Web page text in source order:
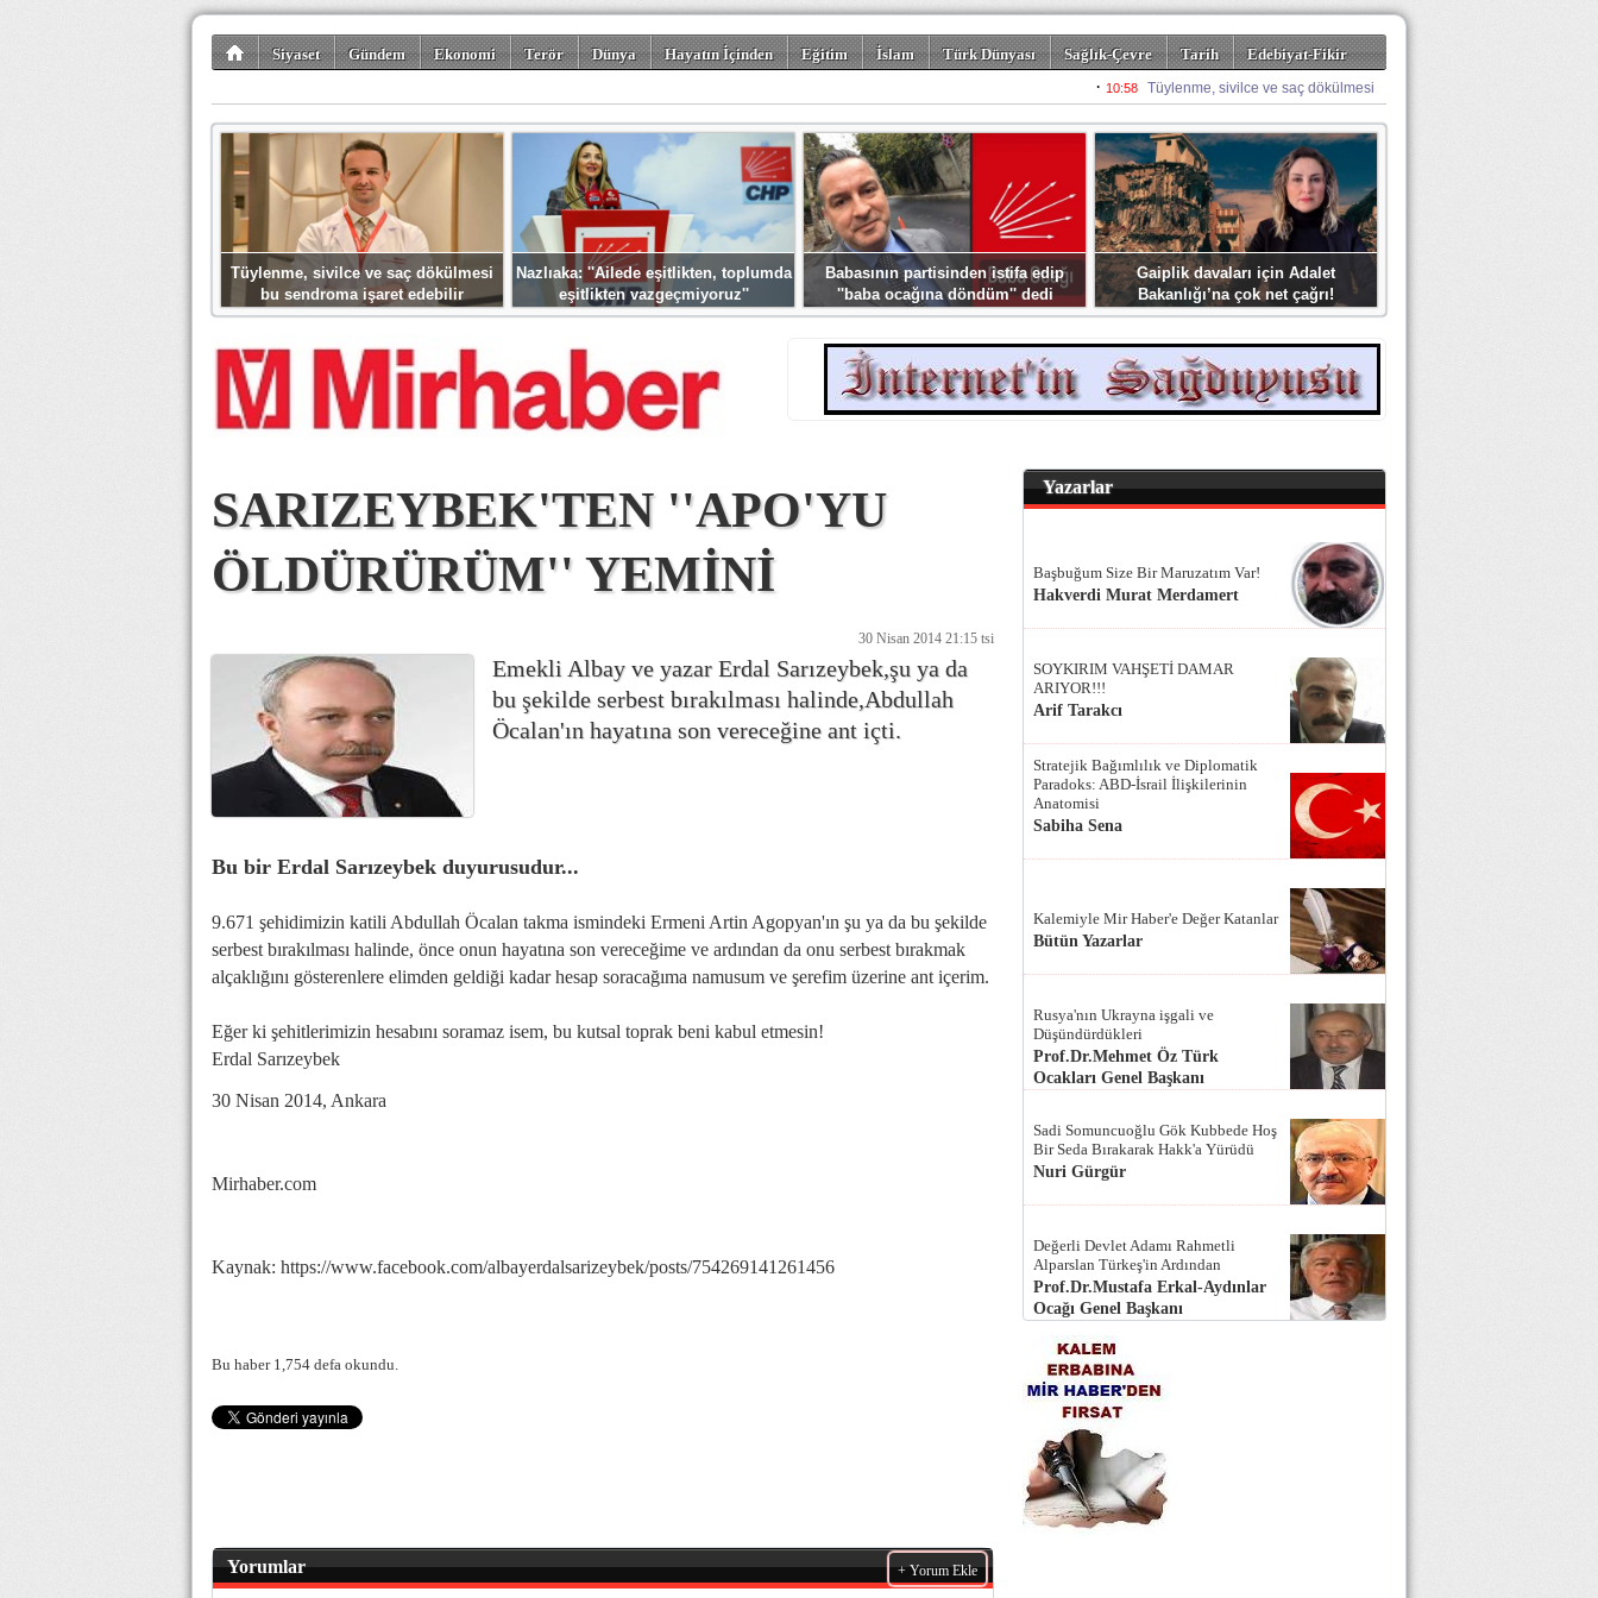
Siyaset Gündem Ekonomi Terör Dünya Hayatın İçinden Eğitim İslam Türk Dünyası Sağlık-Çevre Tarih
Edebiyat-Fikir
Tüylenme, sivilce ve saç dökülmesi
bu sendroma işaret edebilir
Nazlıaka: ''Ailede eşitlikten, toplumda
eşitlikten vazgeçmiyoruz''
Babasının partisinden istifa edip
''baba ocağına döndüm'' dedi
Gaiplik davaları için Adalet
Bakanlığı’na çok net çağrı!
SARIZEYBEK'TEN ''APO'YU
ÖLDÜRÜRÜM'' YEMİNİ
30 Nisan 2014 21:15 tsi
Emekli Albay ve yazar Erdal Sarızeybek,şu ya da
bu şekilde serbest bırakılması halinde,Abdullah
Öcalan'ın hayatına son vereceğine ant içti.
Bu bir Erdal Sarızeybek duyurusudur...
9.671 şehidimizin katili Abdullah Öcalan takma ismindeki Ermeni Artin Agopyan'ın şu ya da bu şekilde
serbest bırakılması halinde, önce onun hayatına son vereceğime ve ardından da onu serbest bırakmak
alçaklığını gösterenlere elimden geldiği kadar hesap soracağıma namusum ve şerefim üzerine ant içerim.
Eğer ki şehitlerimizin hesabını soramaz isem, bu kutsal toprak beni kabul etmesin!
Erdal Sarızeybek
30 Nisan 2014, Ankara
Mirhaber.com
Kaynak: https://www.facebook.com/albayerdalsarizeybek/posts/754269141261456
Bu haber 1,754 defa okundu.
Yorumlar + Yorum Ekle
Yazarlar
Başbuğum Size Bir Maruzatım Var!
Hakverdi Murat Merdamert
SOYKIRIM VAHŞETİ DAMAR
ARIYOR!!!
Arif Tarakcı
Stratejik Bağımlılık ve Diplomatik
Paradoks: ABD-İsrail İlişkilerinin
Anatomisi
Sabiha Sena
Kalemiyle Mir Haber'e Değer Katanlar
Bütün Yazarlar
Rusya'nın Ukrayna işgali ve
Düşündürdükleri
Prof.Dr.Mehmet Öz Türk
Ocakları Genel Başkanı
Sadi Somuncuoğlu Gök Kubbede Hoş
Bir Seda Bırakarak Hakk'a Yürüdü
Nuri Gürgür
Değerli Devlet Adamı Rahmetli
Alparslan Türkeş'in Ardından
Prof.Dr.Mustafa Erkal-Aydınlar
Ocağı Genel Başkanı